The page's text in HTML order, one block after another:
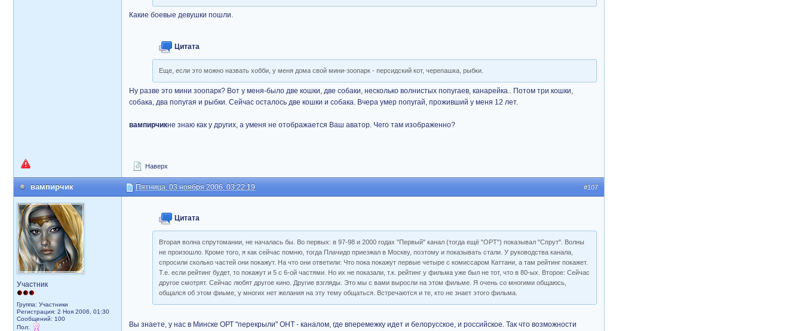
Какие боевые девушки пошли.
Цитата
Еще, если это можно назвать хобби, у меня дома свой мини-зоопарк - персидский кот, черепашка, рыбки.
Ну разве это мини зоопарк? Вот у меня-было две кошки, две собаки, несколько волнистых попугаев, канарейка.. Потом три кошки,
собака, два попугая и рыбки. Сейчас осталось две кошки и собака. Вчера умер попугай, проживший у меня 12 лет.
вампирчикне знаю как у других, а уменя не отображается Ваш аватор. Чего там изображенно?
Наверх
#107
вампирчик Пятница, 03 ноября 2006, 03:22:19
Участник
Группа: Участники
Регистрация: 2 Ноя 2006, 01:30
Сообщений: 100
Пол:
Цитата
Вторая волна спрутомании, не началась бы. Во первых: в 97-98 и 2000 годах "Первый" канал (тогда ещё "ОРТ") показывал "Спрут". Волны
не произошло. Кроме того, я как сейчас помню, тогда Плачидо приезжал в Москву, поэтому и показывать стали. У руководства канала,
спросили сколько частей они покажут. На что они ответили: Что пока покажут первые четыре с комиссаром Каттани, а там рейтинг покажет.
Т.е. если рейтинг будет, то покажут и 5 с 6-ой частями. Но их не показали, т.к. рейтинг у фильма уже был не тот, что в 80-ых. Второе: Сейчас
другое смотрят. Сейчас любят другое кино. Другие взгляды. Это мы с вами выросли на этом фильме. Я очень со многими общаюсь,
общался об этом фиьме, у многих нет желания на эту тему общаться. Встречаются и те, кто не знает этого фильма.
Вы знаете, у нас в Минске ОРТ "перекрыли" ОНТ - каналом, где вперемежку идет и белорусское, и российское. Так что возможности